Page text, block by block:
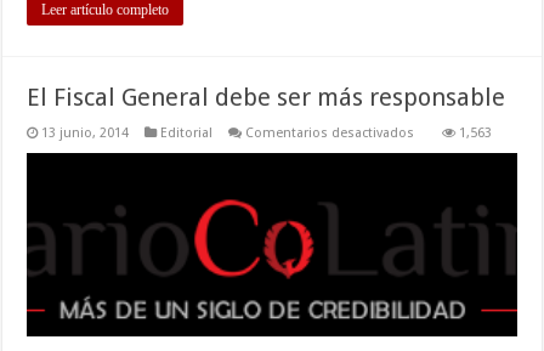
Leer artículo completo
El Fiscal General debe ser más responsable
13 junio, 2014 Editorial Comentarios desactivados
más
1,563